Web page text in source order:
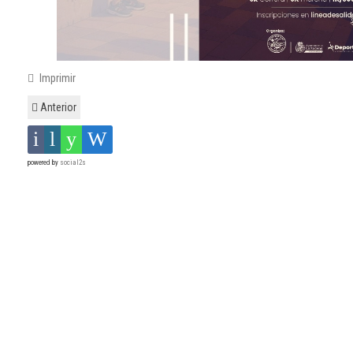
Imprimir
Anterior
powered by social2s